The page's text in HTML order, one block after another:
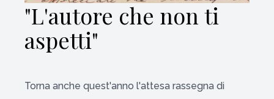
"L'autore che non ti
aspetti"
Torna anche quest'anno l'attesa rassegna di